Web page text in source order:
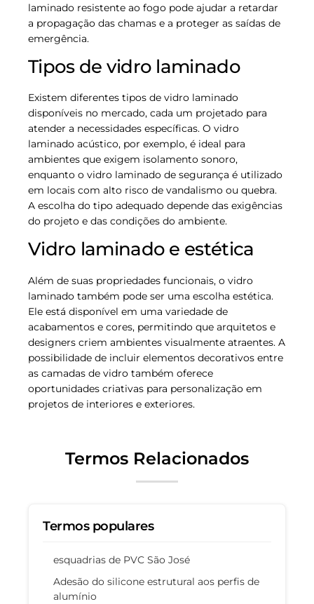
laminado resistente ao fogo pode ajudar a retardar
a propagação das chamas e a proteger as saídas de
emergência.
Tipos de vidro laminado
Existem diferentes tipos de vidro laminado
disponíveis no mercado, cada um projetado para
atender a necessidades específicas. O vidro
laminado acústico, por exemplo, é ideal para
ambientes que exigem isolamento sonoro,
enquanto o vidro laminado de segurança é utilizado
em locais com alto risco de vandalismo ou quebra.
A escolha do tipo adequado depende das exigências
do projeto e das condições do ambiente.
Vidro laminado e estética
Além de suas propriedades funcionais, o vidro
laminado também pode ser uma escolha estética.
Ele está disponível em uma variedade de
acabamentos e cores, permitindo que arquitetos e
designers criem ambientes visualmente atraentes. A
possibilidade de incluir elementos decorativos entre
as camadas de vidro também oferece
oportunidades criativas para personalização em
projetos de interiores e exteriores.
Termos Relacionados
Termos populares
esquadrias de PVC São José
Adesão do silicone estrutural aos perfis de
alumínio